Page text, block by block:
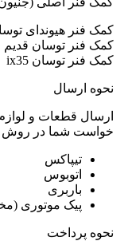
کمک فنر هیوندای
کمک فنر توسان قدیم
کمک فنر توسان ix35
نحوه ارسال
ارسال قطعات و
خواست شما در روش
تیپاکس
اتوبوس
باربری
پیک موتوری
نحوه پرداخت